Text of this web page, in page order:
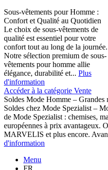
Sous-vêtements pour Homme :
Confort et Qualité au Quotidien
Le choix de sous-vêtements de
qualité est essentiel pour votre
confort tout au long de la journée.
Notre sélection premium de sous-
vêtements pour homme allie
élégance, durabilité et... Plus
d'information
Accéder à la catégorie Vente
Soldes Mode Homme – Grandes
Soldes chez Mode Spezialist –
de Mode Spezialist : chemises,
européennes à prix
MARVELIS et plus encore.
d'information
Menu
FR